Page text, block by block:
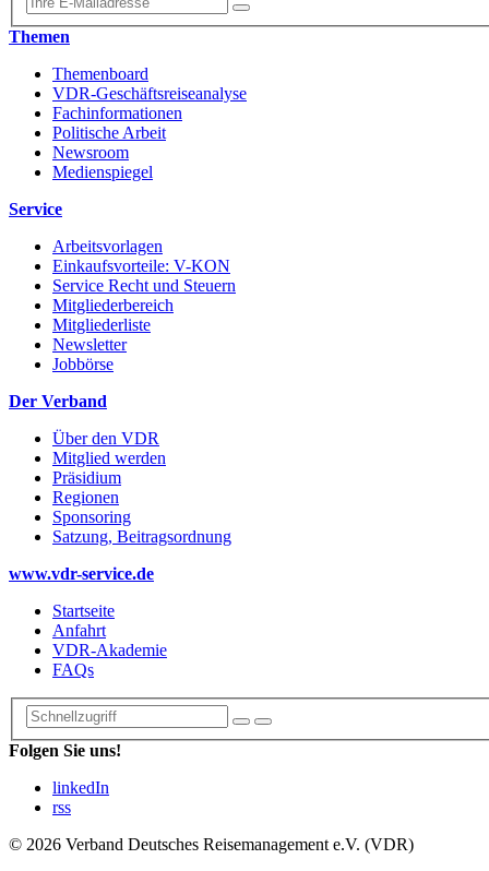
Themen
Themenboard
VDR-Geschäftsreiseanalyse
Fachinformationen
Politische Arbeit
Newsroom
Medienspiegel
Service
Arbeitsvorlagen
Einkaufsvorteile: V-KON
Service Recht und Steuern
Mitgliederbereich
Mitgliederliste
Newsletter
Jobbörse
Der Verband
Über den VDR
Mitglied werden
Präsidium
Regionen
Sponsoring
Satzung, Beitragsordnung
www.vdr-service.de
Startseite
Anfahrt
VDR-Akademie
FAQs
Folgen Sie uns!
linkedIn
rss
© 2026 Verband Deutsches Reisemanagement e.V. (VDR)